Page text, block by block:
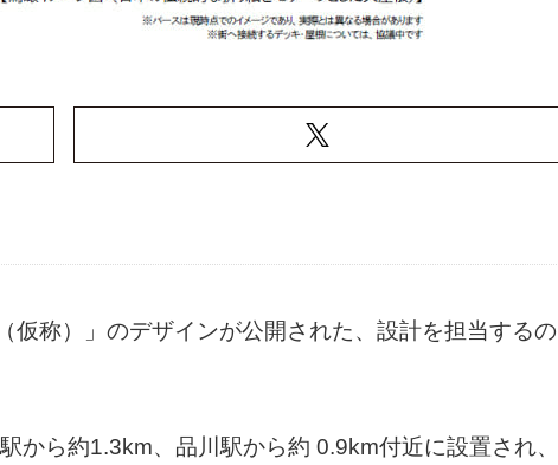
仮称）」のデザインが公開された、設計を担当するの
から約1.3km、品川駅から約 0.9km付近に設置され、